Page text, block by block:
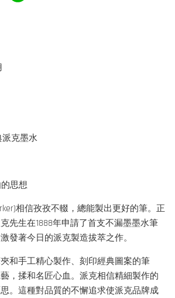
派克墨水
思想
相信孜孜不輟，總能製出更好的筆。正
先生在1888年申請了首支不漏墨墨水筆
發著今日的派克製造拔萃之作。
和手工精心製作、刻印經典圖案的筆
，揉和名匠心血。派克相信精細製作的
。這種對品質的不懈追求使派克品牌成